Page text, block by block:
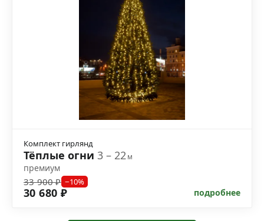
Комплект гирлянд
Тёплые огни 3 – 22м
премиум
33 900 ₽ −10%
30 680 ₽ подробнее